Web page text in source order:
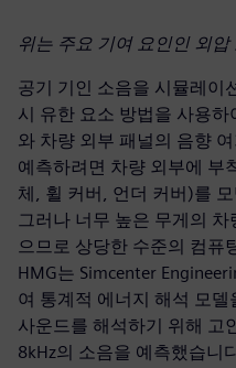
위는 주요 기여 요인인 외
공기 기인 소음을 시뮬레이
시 유한 요소 방법을 사용
와 차량 외부 패널의 음향
예측하려면 차량 외부에 부
체, 휠 커버, 언더 커버)를
그러나 너무 높은 무게의 차
으므로 상당한 수준의 컴퓨
HMG는 Simcenter
여 통계적 에너지 해석 모
사운드를 해석하기 위해 고
8kHz의 소음을 예측했습니